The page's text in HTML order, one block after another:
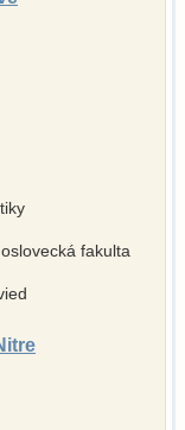
fakulta